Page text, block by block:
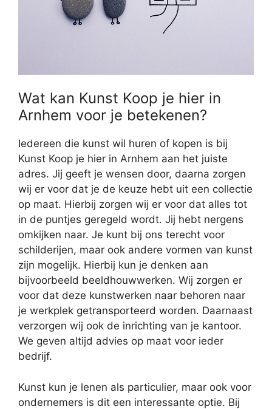
Wat kan Kunst Koop je hier in
Arnhem voor je betekenen?
Iedereen die kunst wil huren of kopen is bij
Kunst Koop je hier in Arnhem aan het juiste
adres. Jij geeft je wensen door, daarna zorgen
wij er voor dat je de keuze hebt uit een collectie
op maat. Hierbij zorgen wij er voor dat alles tot
in de puntjes geregeld wordt. Jij hebt nergens
omkijken naar. Je kunt bij ons terecht voor
schilderijen, maar ook andere vormen van kunst
zijn mogelijk. Hierbij kun je denken aan
bijvoorbeeld beeldhouwwerken. Wij zorgen er
voor dat deze kunstwerken naar behoren naar
je werkplek getransporteerd worden. Daarnaast
verzorgen wij ook de inrichting van je kantoor.
We geven altijd advies op maat voor ieder
bedrijf.
Kunst kun je lenen als particulier, maar ook voor
ondernemers is dit een interessante optie. Bij